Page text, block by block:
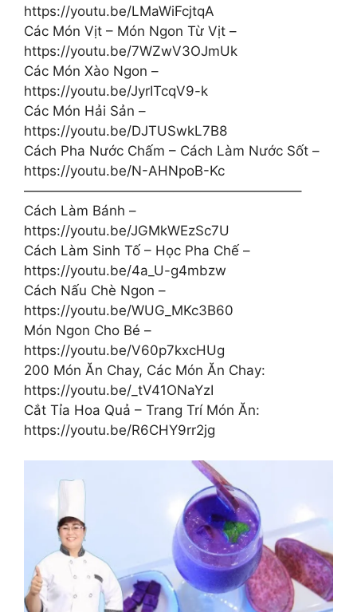
https://youtu.be/LMaWiFcjtqA
Các Món Vịt – Món Ngon Từ Vịt –
https://youtu.be/7WZwV3OJmUk
Các Món Xào Ngon –
https://youtu.be/JyrITcqV9-k
Các Món Hải Sản –
https://youtu.be/DJTUSwkL7B8
Cách Pha Nước Chấm – Cách Làm Nước Sốt –
https://youtu.be/N-AHNpoB-Kc
————————————————————–
Cách Làm Bánh –
https://youtu.be/JGMkWEzSc7U
Cách Làm Sinh Tố – Học Pha Chế –
https://youtu.be/4a_U-g4mbzw
Cách Nấu Chè Ngon –
https://youtu.be/WUG_MKc3B60
Món Ngon Cho Bé –
https://youtu.be/V60p7kxcHUg
200 Món Ăn Chay, Các Món Ăn Chay:
https://youtu.be/_tV41ONaYzI
Cắt Tỉa Hoa Quả – Trang Trí Món Ăn:
https://youtu.be/R6CHY9rr2jg